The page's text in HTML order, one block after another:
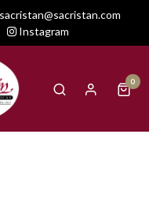
Instagram
0